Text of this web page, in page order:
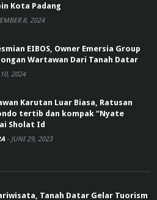
Kota Padang
8, 2024
EIBOS, Owner Emersia Group
Wartawan Dari Tanah Datar
2024
Karutan Luar Biasa, Ratusan
tertib dan kompak “Nyate
Sholat Id
- JUNI 29, 2023
Tanah Datar Gelar Tuorism